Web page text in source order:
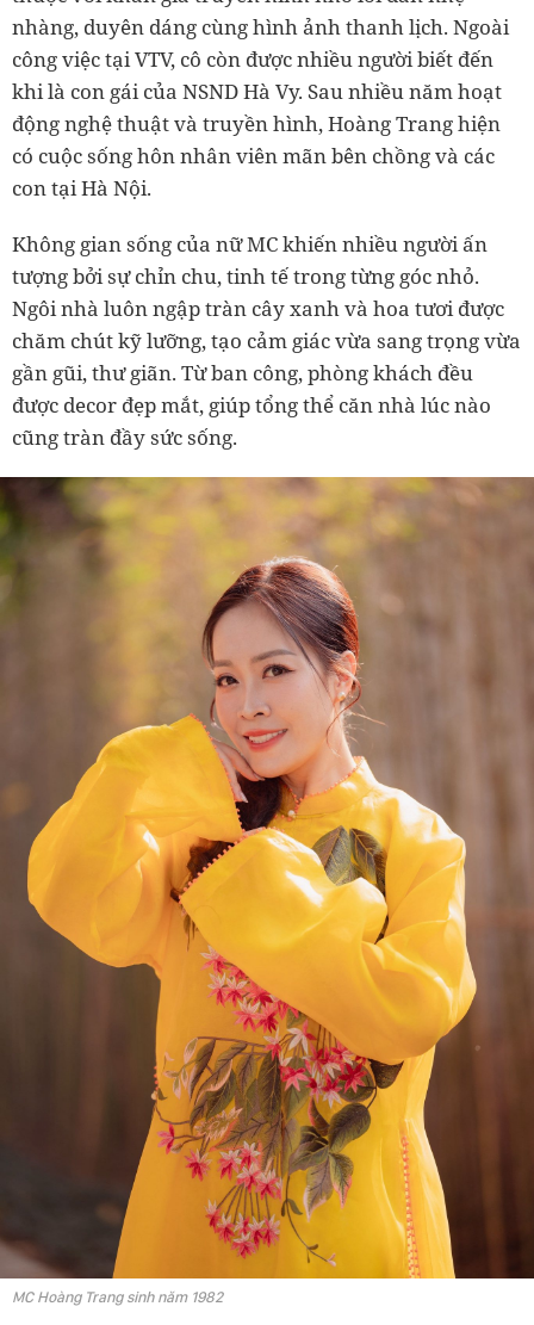
nhàng, duyên dáng cùng hình ảnh thanh lịch. Ngoài
công việc tại VTV, cô còn được nhiều người biết đến
khi là con gái của NSND Hà Vy. Sau nhiều năm hoạt
động nghệ thuật và truyền hình, Hoàng Trang hiện
có cuộc sống hôn nhân viên mãn bên chồng và các
con tại Hà Nội.
Không gian sống của nữ MC khiến nhiều người ấn
tượng bởi sự chỉn chu, tinh tế trong từng góc nhỏ.
Ngôi nhà luôn ngập tràn cây xanh và hoa tươi được
chăm chút kỹ lưỡng, tạo cảm giác vừa sang trọng vừa
gần gũi, thư giãn. Từ ban công, phòng khách đều
được decor đẹp mắt, giúp tổng thể căn nhà lúc nào
cũng tràn đầy sức sống.
MC Hoàng Trang sinh năm 1982